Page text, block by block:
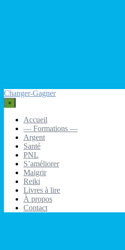
Changer-Gagner
+
Accueil
— Formations —
Argent
Santé
PNL
S’améliorer
Maigrir
Reiki
Livres à lire
À propos
Contact